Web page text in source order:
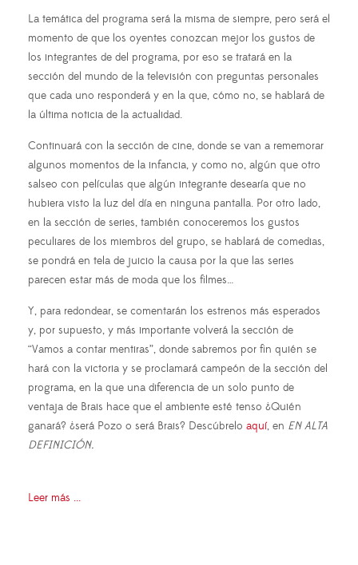
La temática del programa será la misma de siempre, pero será el
momento de que los oyentes conozcan mejor los gustos de
los integrantes de del programa, por eso se tratará en la
sección del mundo de la televisión con preguntas personales
que cada uno responderá y en la que, cómo no, se hablará de
la última noticia de la actualidad.
Continuará con la sección de cine, donde se van a rememorar
algunos momentos de la infancia, y como no, algún que otro
salseo con películas que algún integrante desearía que no
hubiera visto la luz del día en ninguna pantalla. Por otro lado,
en la sección de series, también conoceremos los gustos
peculiares de los miembros del grupo, se hablará de comedias,
se pondrá en tela de juicio la causa por la que las series
parecen estar más de moda que los filmes…
Y, para redondear, se comentarán los estrenos más esperados
y, por supuesto, y más importante volverá la sección de
“Vamos a contar mentiras”, donde sabremos por fin quién se
hará con la victoria y se proclamará campeón de la sección del
programa, en la que una diferencia de un solo punto de
ventaja de Brais hace que el ambiente esté tenso ¿Quién
ganará? ¿será Pozo o será Brais? Descúbrelo aquí, en EN ALTA
DEFINICIÓN.
Leer más ...